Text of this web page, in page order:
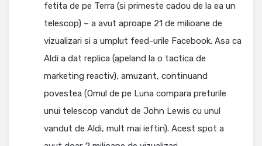
fetita de pe Terra (si primeste cadou de la ea un
telescop) – a avut aproape 21 de milioane de
vizualizari si a umplut feed-urile Facebook. Asa ca
Aldi a dat replica (apeland la o tactica de
marketing reactiv), amuzant, continuand
povestea (Omul de pe Luna compara preturile
unui telescop vandut de John Lewis cu unul
vandut de Aldi, mult mai ieftin). Acest spot a